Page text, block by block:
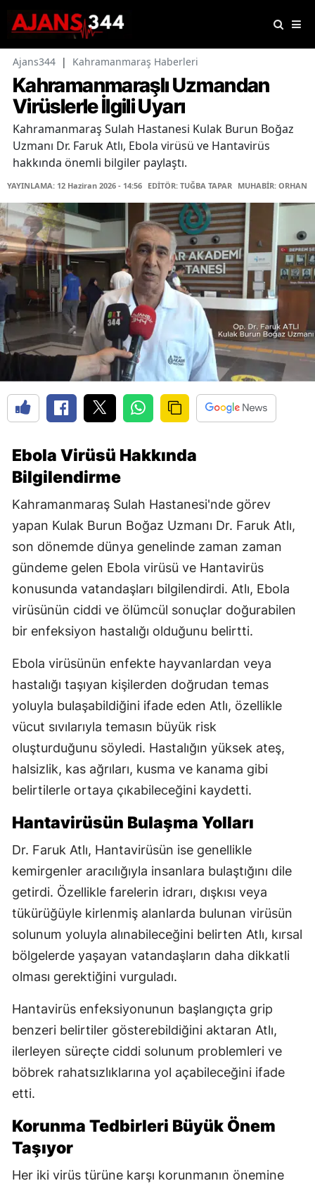
Ajans344 | Kahramanmaraş Haberleri
Kahramanmaraşlı Uzmandan
Virüslerle İlgili Uyarı
Kahramanmaraş Sulah Hastanesi Kulak Burun Boğaz
Uzmanı Dr. Faruk Atlı, Ebola virüsü ve Hantavirüs
hakkında önemli bilgiler paylaştı.
YAYINLAMA: 12 Haziran 2026 - 14:56 EDİTÖR: TUĞBA TAPAR MUHABİR: ORHAN
Ebola Virüsü Hakkında
Bilgilendirme
Kahramanmaraş Sulah Hastanesi'nde görev
yapan Kulak Burun Boğaz Uzmanı Dr. Faruk Atlı,
son dönemde dünya genelinde zaman zaman
gündeme gelen Ebola virüsü ve Hantavirüs
konusunda vatandaşları bilgilendirdi. Atlı, Ebola
virüsünün ciddi ve ölümcül sonuçlar doğurabilen
bir enfeksiyon hastalığı olduğunu belirtti.
Ebola virüsünün enfekte hayvanlardan veya
hastalığı taşıyan kişilerden doğrudan temas
yoluyla bulaşabildiğini ifade eden Atlı, özellikle
vücut sıvılarıyla temasın büyük risk
oluşturduğunu söyledi. Hastalığın yüksek ateş,
halsizlik, kas ağrıları, kusma ve kanama gibi
belirtilerle ortaya çıkabileceğini kaydetti.
Hantavirüsün Bulaşma Yolları
Dr. Faruk Atlı, Hantavirüsün ise genellikle
kemirgenler aracılığıyla insanlara bulaştığını dile
getirdi. Özellikle farelerin idrarı, dışkısı veya
tükürüğüyle kirlenmiş alanlarda bulunan virüsün
solunum yoluyla alınabileceğini belirten Atlı, kırsal
bölgelerde yaşayan vatandaşların daha dikkatli
olması gerektiğini vurguladı.
Hantavirüs enfeksiyonunun başlangıçta grip
benzeri belirtiler gösterebildiğini aktaran Atlı,
ilerleyen süreçte ciddi solunum problemleri ve
böbrek rahatsızlıklarına yol açabileceğini ifade
etti.
Korunma Tedbirleri Büyük Önem
Taşıyor
Her iki virüs türüne karşı korunmanın önemine